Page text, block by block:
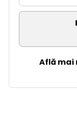
Află mai